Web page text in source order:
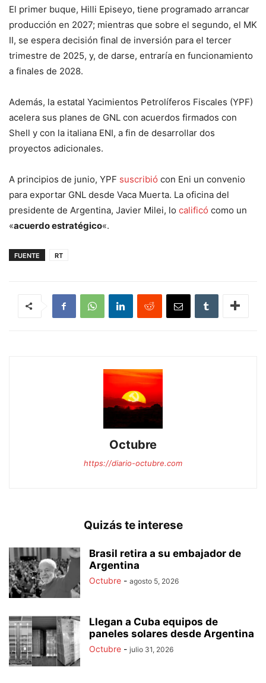
El primer buque, Hilli Episeyo, tiene programado arrancar
producción en 2027; mientras que sobre el segundo, el MK
II, se espera decisión final de inversión para el tercer
trimestre de 2025, y, de darse, entraría en funcionamiento
a finales de 2028.
Además, la estatal Yacimientos Petrolíferos Fiscales (YPF)
acelera sus planes de GNL con acuerdos firmados con
Shell y con la italiana ENI, a fin de desarrollar dos
proyectos adicionales.
A principios de junio, YPF suscribió con Eni un convenio
para exportar GNL desde Vaca Muerta. La oficina del
presidente de Argentina, Javier Milei, lo calificó como un
«acuerdo estratégico«.
FUENTE RT
Octubre
https://diario-octubre.com
Quizás te interese
Brasil retira a su embajador de
Argentina
Octubre - agosto 5, 2026
Llegan a Cuba equipos de
paneles solares desde Argentina
Octubre - julio 31, 2026